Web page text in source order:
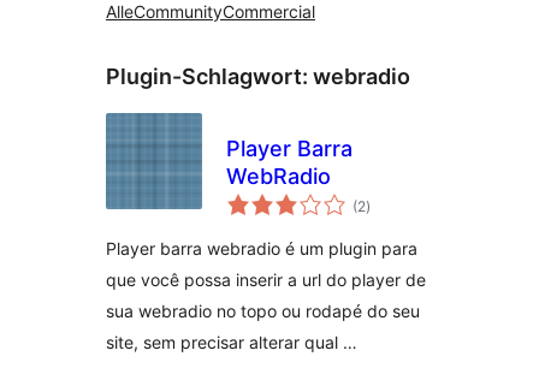
AlleCommunityCommercial
Plugin-Schlagwort: webradio
Player Barra
WebRadio
(2Bewertungen
insgesamt
)
Player barra webradio é um plugin para
que você possa inserir a url do player de
sua webradio no topo ou rodapé do seu
site, sem precisar alterar qual …